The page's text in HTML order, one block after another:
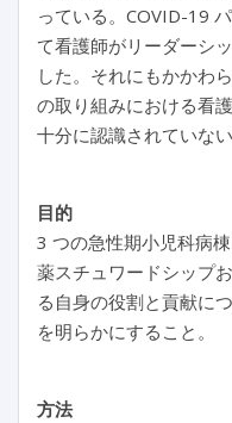
っている。COVID-19
て看護師がリーダーシ
した。それにもかかわ
の取り組みにおける看
十分に認識されていない
目的
3 つの急性期小児科病
薬スチュワードシップ
る自身の役割と貢献に
を明らかにすること。
方法